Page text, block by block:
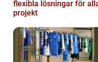
flexibla lösningar för
projekt